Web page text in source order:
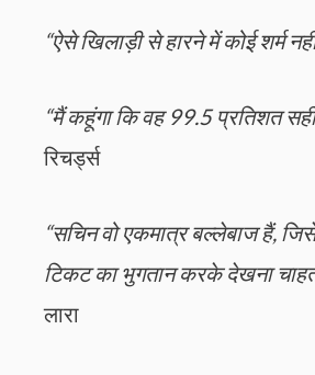
“ऐसे खिलाड़ी से हारने में कोई शर्म
“मैं कहूंगा कि वह 99.5 प्रतिशत
रिचर्ड्स
“सचिन वो एकमात्र बल्लेबाज हैं,
टिकट का भुगतान करके देखना
लारा